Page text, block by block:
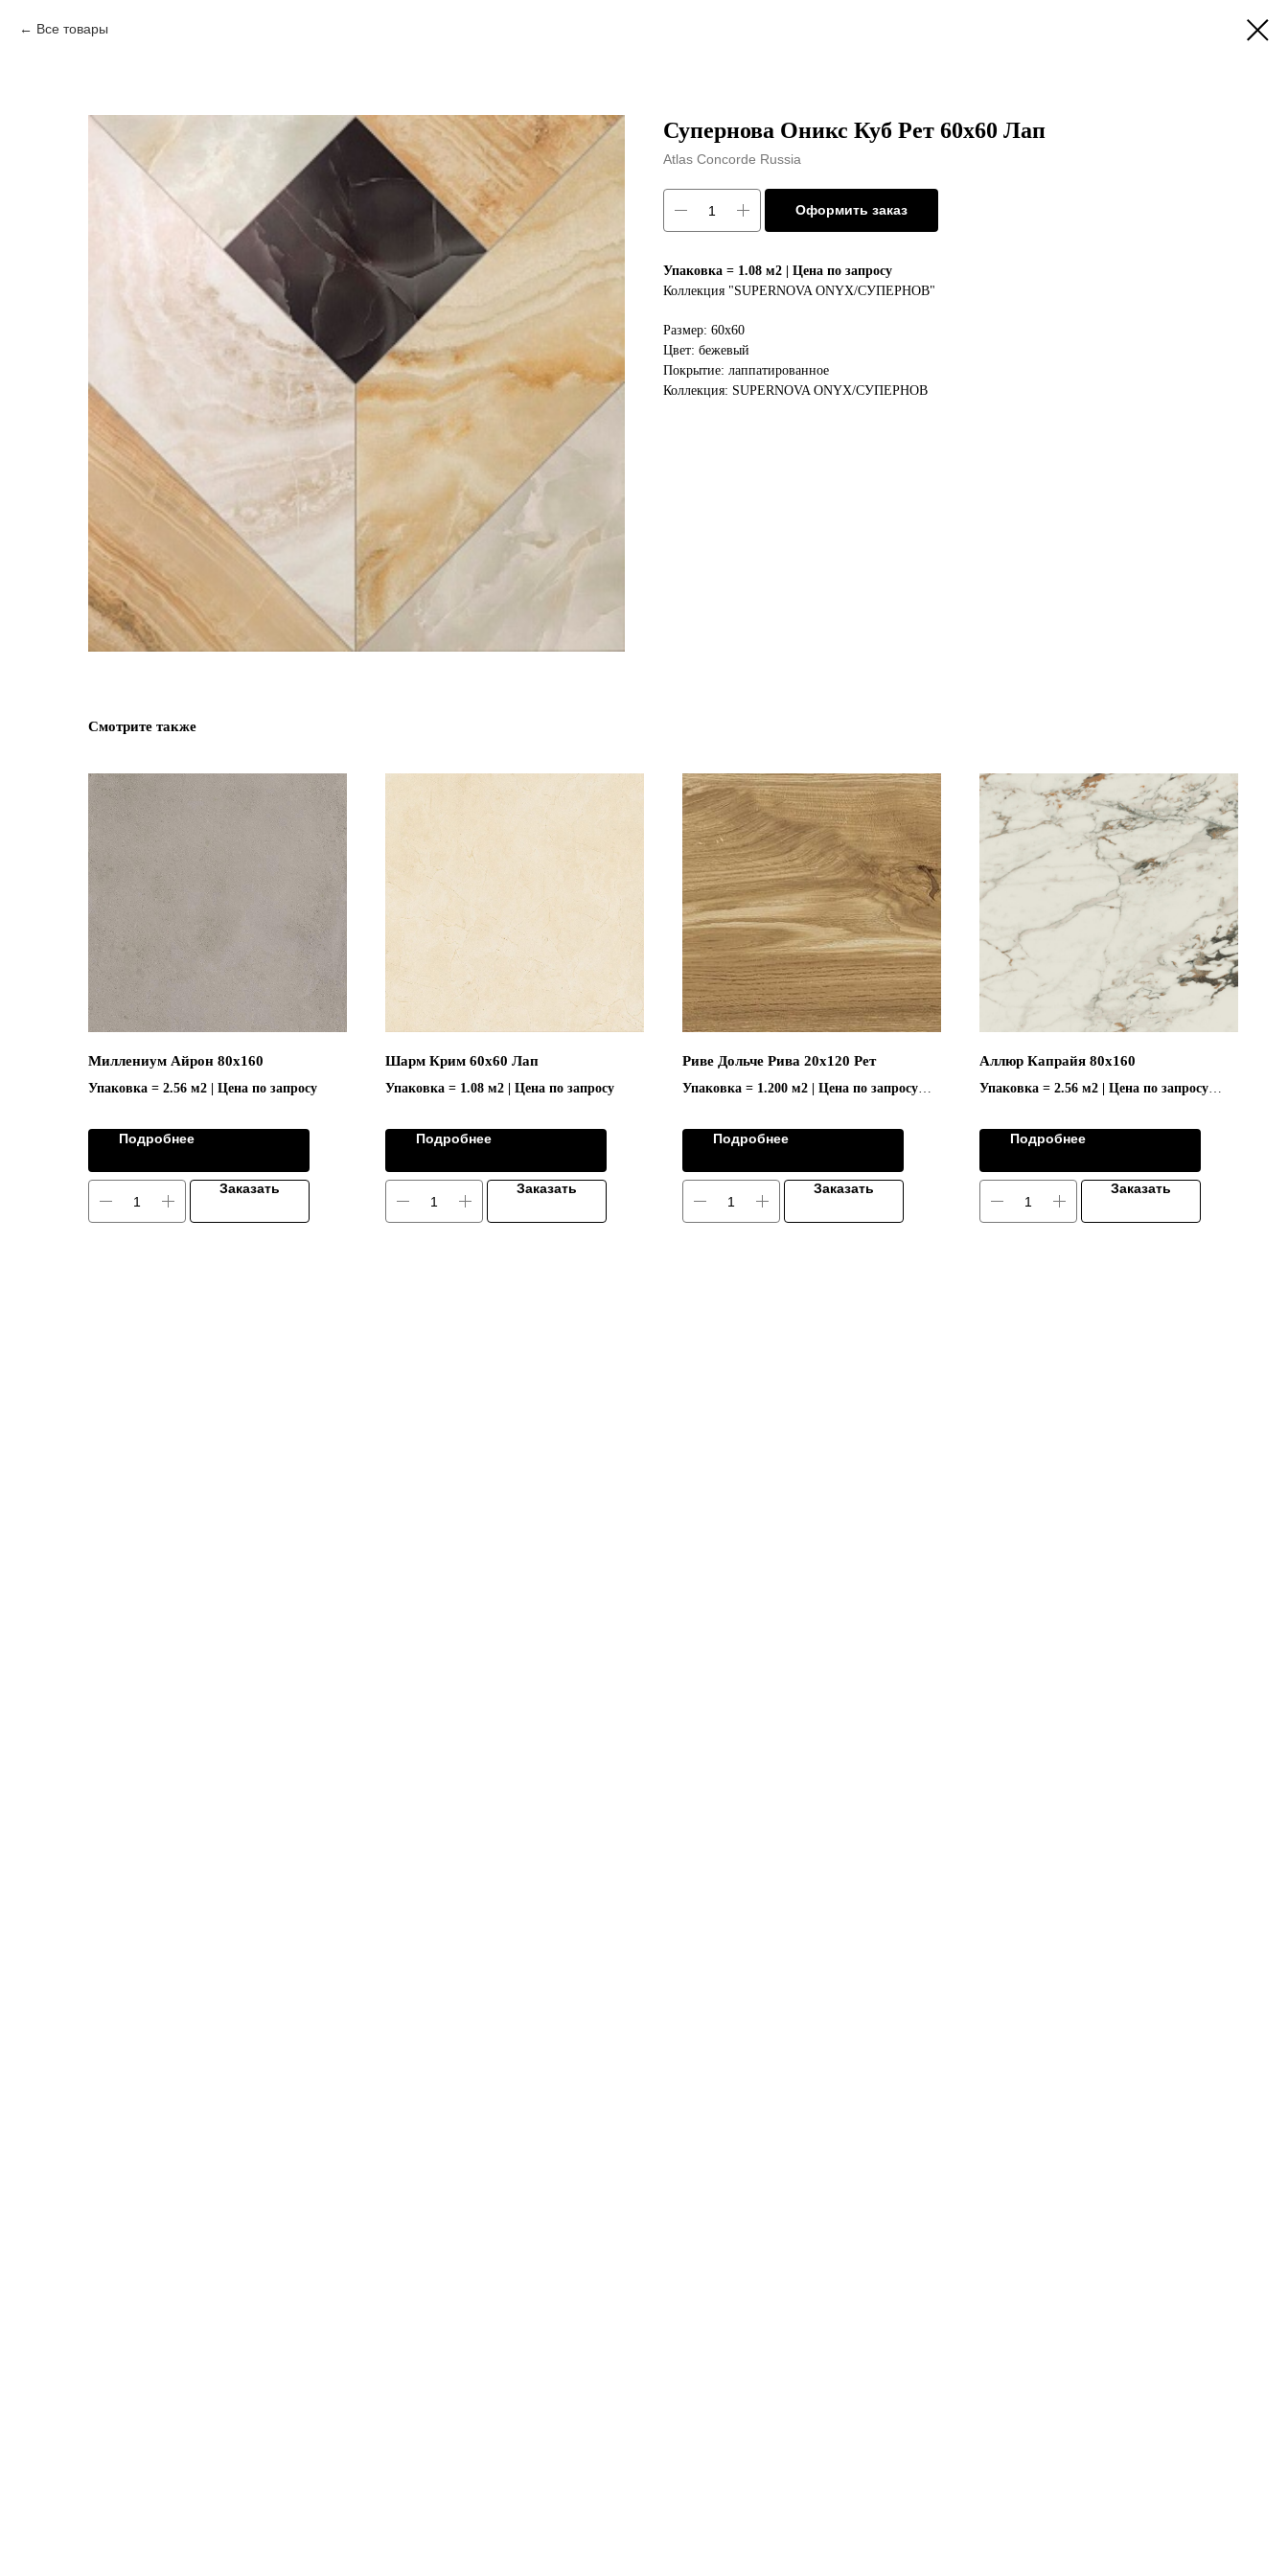
Все товары
Супернова Оникс Куб Рет 60x60 Лап
Atlas Concorde Russia
Оформить заказ
Упаковка = 1.08 м2 | Цена по запросу
Коллекция "SUPERNOVA ONYX/СУПЕРНОВ"
Размер: 60х60
Цвет: бежевый
Покрытие: лаппатированное
Коллекция: SUPERNOVA ONYX/СУПЕРНОВ
Смотрите также
Миллениум Айрон 80х160
Упаковка = 2.56 м2 | Цена по запросу
Подробнее
Заказать
Шарм Крим 60х60 Лап
Упаковка = 1.08 м2 | Цена по запросу
Подробнее
Заказать
Риве Дольче Рива 20x120 Рет
Упаковка = 1.200 м2 | Цена по запросу
Подробнее
Заказать
Аллюр Капрайя 80х160
Упаковка = 2.56 м2 | Цена по запросу
Подробнее
Заказать